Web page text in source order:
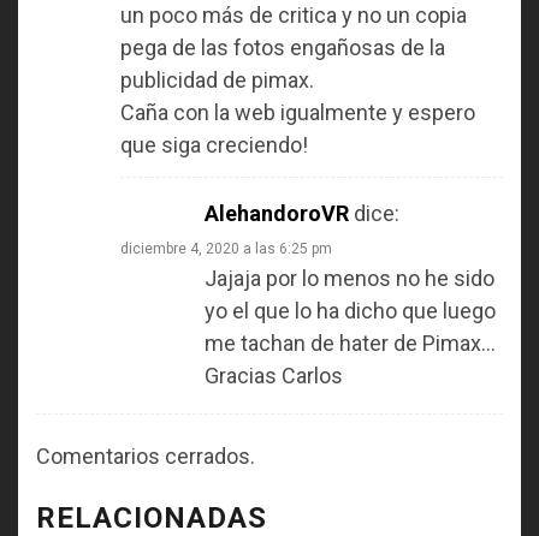
un poco más de critica y no un copia
pega de las fotos engañosas de la
publicidad de pimax.
Caña con la web igualmente y espero
que siga creciendo!
AlehandoroVR dice:
diciembre 4, 2020 a las 6:25 pm
Jajaja por lo menos no he sido
yo el que lo ha dicho que luego
me tachan de hater de Pimax…
Gracias Carlos
Comentarios cerrados.
RELACIONADAS